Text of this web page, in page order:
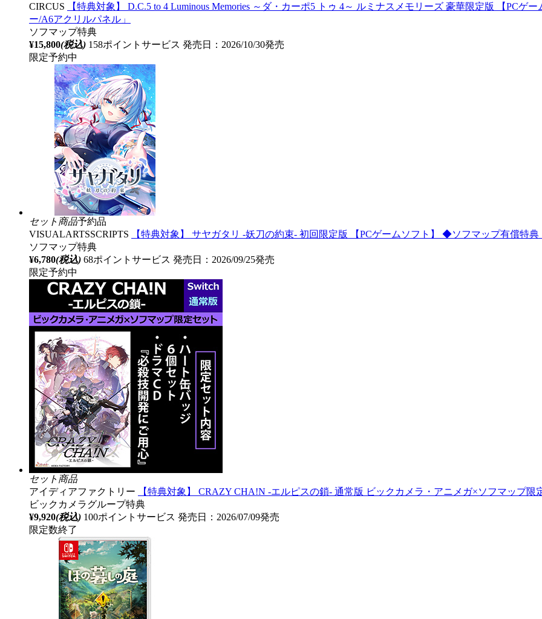
CIRCUS
【特典対象】 D.C.5 to 4 Luminous Memories ～ダ・カーポ5 トゥ 4～ ルミナスメモリーズ 豪華限定版 【PC
ー/A6アクリルパネル」
ソフマップ特典
¥15,800(税込) 158ポイントサービス 発売日：2026/10/30発売
限定予約中
セット商品予約品
VISUALARTSSCRIPTS
【特典対象】 サヤガタリ -妖刀の約束- 初回限定版 【PCゲームソフト】 ◆ソフマップ有償特典
ソフマップ特典
¥6,780(税込) 68ポイントサービス 発売日：2026/09/25発売
限定予約中
セット商品
アイディアファクトリー
【特典対象】 CRAZY CHA!N -エルピスの鎖- 通常版 ビックカメラ・アニメガ×ソフマップ限
ビックカメラグループ特典
¥9,920(税込) 100ポイントサービス 発売日：2026/07/09発売
限定数終了